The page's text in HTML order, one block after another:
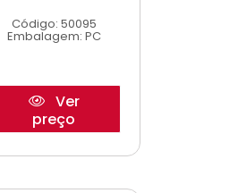
Código: 50095
Embalagem: PC
Ver
preço